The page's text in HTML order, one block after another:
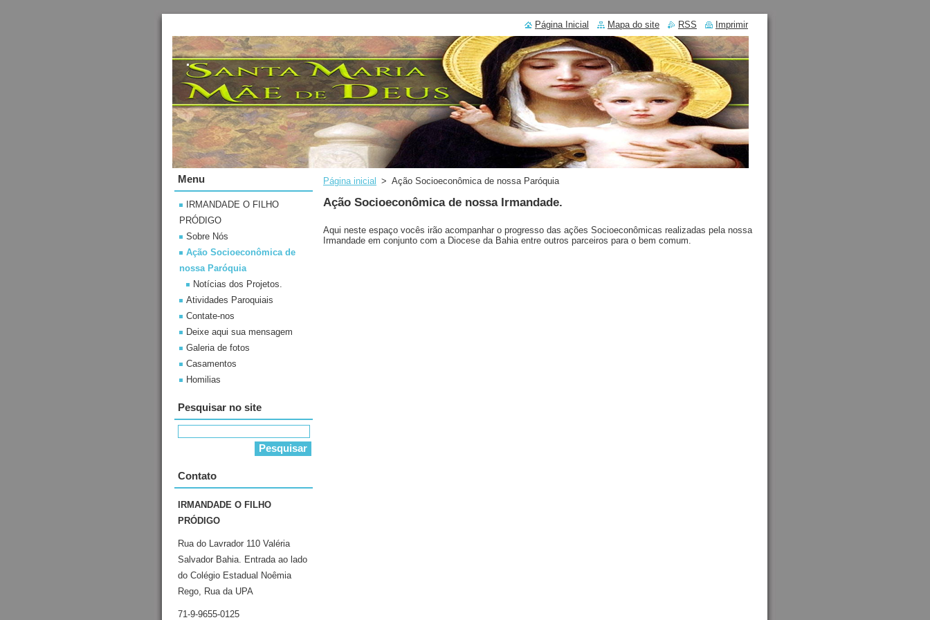
.
Página inicial > Ação Socioeconômica de nossa Paróquia
Ação Socioeconômica de nossa Irmandade.
Aqui neste espaço vocês irão acompanhar o progresso das ações Socioeconômicas realizadas pela nossa
Irmandade em conjunto com a Diocese da Bahia entre outros parceiros para o bem comum.
Menu
IRMANDADE O FILHO
PRÓDIGO
Sobre Nós
Ação Socioeconômica de
nossa Paróquia
Notícias dos Projetos.
Atividades Paroquiais
Contate-nos
Deixe aqui sua mensagem
Galeria de fotos
Casamentos
Homilias
Pesquisar no site
Contato
IRMANDADE O FILHO
PRÓDIGO
Rua do Lavrador 110 Valéria
Salvador Bahia. Entrada ao lado
do Colégio Estadual Noêmia
Rego, Rua da UPA
71-9-9655-0125
Página Inicial Mapa do site RSS Imprimir